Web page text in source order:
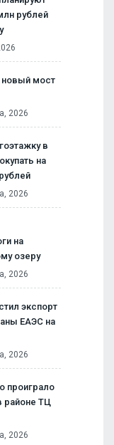
рублей
новый мост
2026
в
на
2026
на
озеру
2026
экспорт
ЕАЭС на
2026
проиграло
районе ТЦ
2026